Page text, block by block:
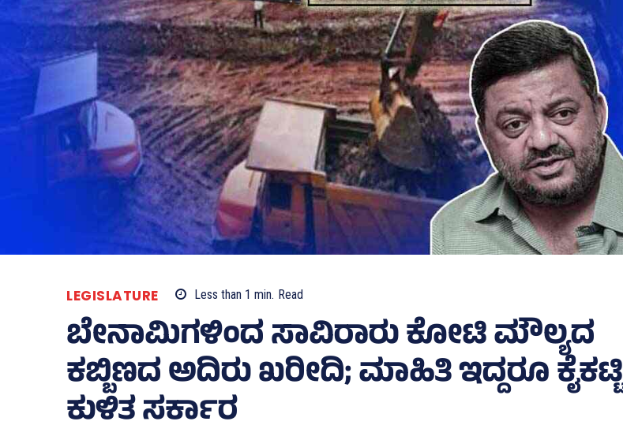
LEGISLATURE Less than 1 min. Read
ಬೇನಾಮಿಗಳಿಂದ ಸಾವಿರಾರು ಕೋಟಿ ಮೌಲ್ಯದ
ಕಬ್ಬಿಣದ ಅದಿರು ಖರೀದಿ; ಮಾಹಿತಿ ಇದ್ದರೂ ಕೈಕಟ್ಟಿ
ಕುಳಿತ ಸರ್ಕಾರ